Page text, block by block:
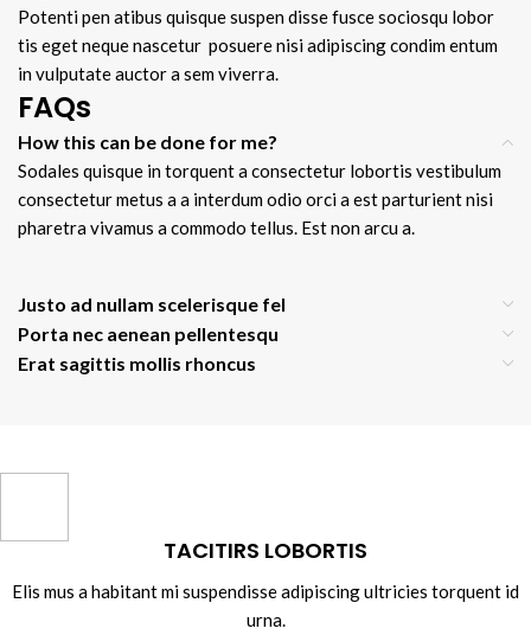
Potenti pen atibus quisque suspen disse fusce sociosqu lobor
tis eget neque nascetur posuere nisi adipiscing condim entum
in vulputate auctor a sem viverra.
FAQs
How this can be done for me?
Sodales quisque in torquent a consectetur lobortis vestibulum
consectetur metus a a interdum odio orci a est parturient nisi
pharetra vivamus a commodo tellus. Est non arcu a.
Justo ad nullam scelerisque fel
Porta nec aenean pellentesqu
Erat sagittis mollis rhoncus
TACITIRS LOBORTIS
Elis mus a habitant mi suspendisse adipiscing ultricies torquent id
urna.